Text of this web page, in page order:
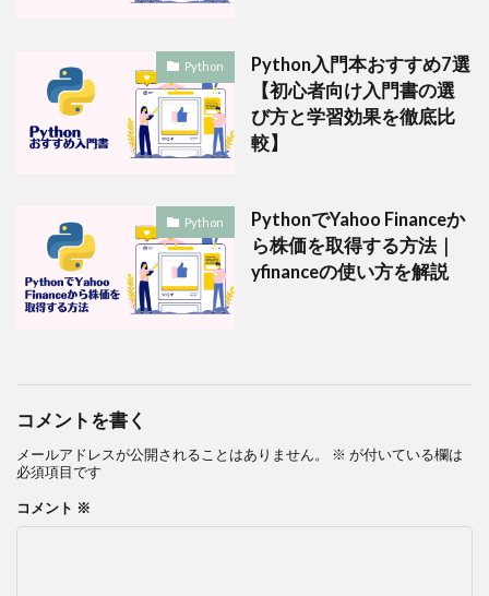
Python
Python入門本おすすめ7選
【初心者向け入門書の選
び方と学習効果を徹底比
較】
Python
PythonでYahoo Financeか
ら株価を取得する方法｜
yfinanceの使い方を解説
コメントを書く
メールアドレスが公開されることはありません。 ※ が付いている欄は
必須項目です
コメント ※